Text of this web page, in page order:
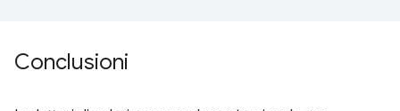
Conclusioni